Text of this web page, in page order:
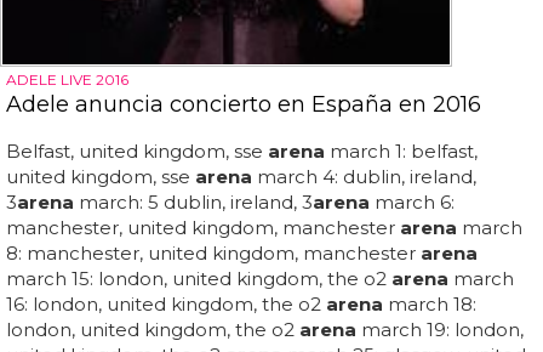
ADELE LIVE 2016
Adele anuncia concierto en España en 2016
Belfast, united kingdom, sse arena march 1: belfast,
united kingdom, sse arena march 4: dublin, ireland,
3arena march: 5 dublin, ireland, 3arena march 6:
manchester, united kingdom, manchester arena march
8: manchester, united kingdom, manchester arena
march 15: london, united kingdom, the o2 arena march
16: london, united kingdom, the o2 arena march 18:
london, united kingdom, the o2 arena march 19: london,